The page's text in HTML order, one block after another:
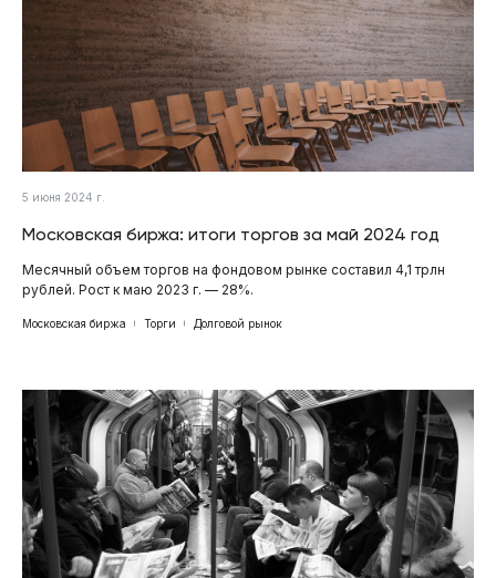
5 июня 2024 г.
Московская биржа: итоги торгов за май 2024 год
Месячный объем торгов на фондовом рынке составил 4,1 трлн
рублей. Рост к маю 2023 г. — 28%.
Московская биржа Торги Долговой рынок